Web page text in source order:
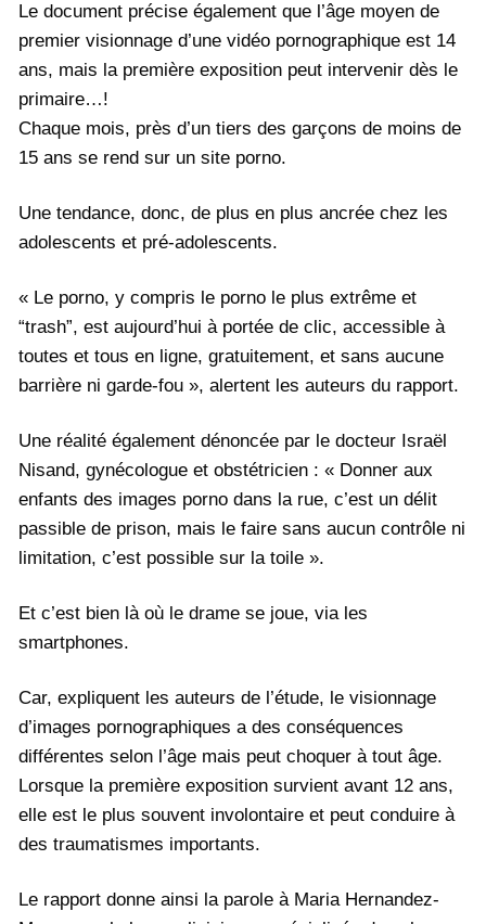
Le document précise également que l’âge moyen de
premier visionnage d’une vidéo pornographique est 14
ans, mais la première exposition peut intervenir dès le
primaire…!
Chaque mois, près d’un tiers des garçons de moins de
15 ans se rend sur un site porno.
Une tendance, donc, de plus en plus ancrée chez les
adolescents et pré-adolescents.
« Le porno, y compris le porno le plus extrême et
“trash”, est aujourd’hui à portée de clic, accessible à
toutes et tous en ligne, gratuitement, et sans aucune
barrière ni garde-fou », alertent les auteurs du rapport.
Une réalité également dénoncée par le docteur Israël
Nisand, gynécologue et obstétricien : « Donner aux
enfants des images porno dans la rue, c’est un délit
passible de prison, mais le faire sans aucun contrôle ni
limitation, c’est possible sur la toile ».
Et c’est bien là où le drame se joue, via les
smartphones.
Car, expliquent les auteurs de l’étude, le visionnage
d’images pornographiques a des conséquences
différentes selon l’âge mais peut choquer à tout âge.
Lorsque la première exposition survient avant 12 ans,
elle est le plus souvent involontaire et peut conduire à
des traumatismes importants.
Le rapport donne ainsi la parole à Maria Hernandez-